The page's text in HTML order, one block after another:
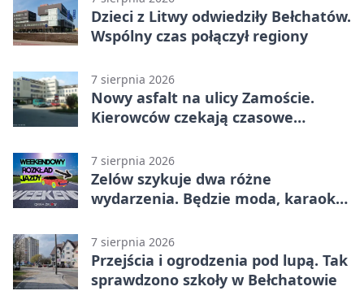
Dzieci z Litwy odwiedziły Bełchatów.
Wspólny czas połączył regiony
7 sierpnia 2026
Nowy asfalt na ulicy Zamoście.
Kierowców czekają czasowe
7 sierpnia 2026
Zelów szykuje dwa różne
wydarzenia. Będzie moda, karaoke
7 sierpnia 2026
Przejścia i ogrodzenia pod lupą. Tak
sprawdzono szkoły w Bełchatowie